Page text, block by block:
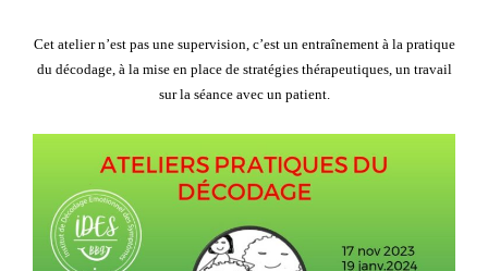
Cet atelier n’est pas une supervision, c’est un entraînement à la pratique
du décodage, à la mise en place de stratégies thérapeutiques, un travail
sur la séance avec un patient.